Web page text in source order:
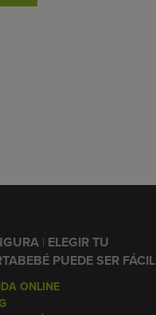
| ELEGIR TU
PUEDE SER FÁCIL
ONLINE